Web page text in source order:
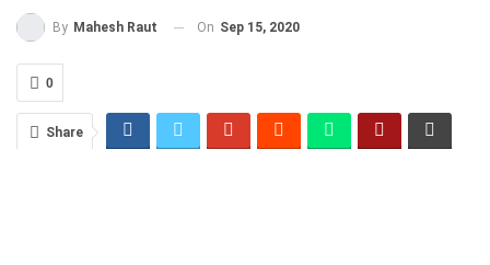
By Mahesh Raut On Sep 15, 2020
0
Share